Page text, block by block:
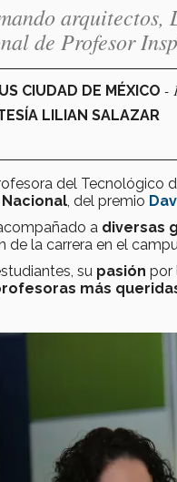
de Profesor
CIUDAD DE MÉXICO -
LILIAN SALAZAR
del Tecnológico
, del premio
a diversas
de la carrera en el
su pasión por
más